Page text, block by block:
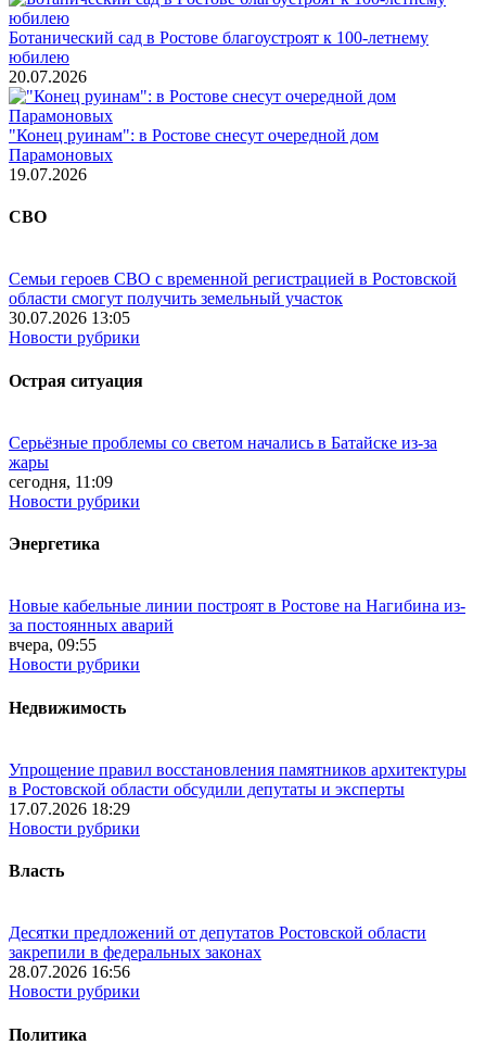
Ботанический сад в Ростове благоустроят к 100-летнему
юбилею
20.07.2026
"Конец руинам": в Ростове снесут очередной дом
Парамоновых
19.07.2026
СВО
Семьи героев СВО с временной регистрацией в Ростовской
области смогут получить земельный участок
30.07.2026 13:05
Новости рубрики
Острая ситуация
Серьёзные проблемы со светом начались в Батайске из-за
жары
сегодня, 11:09
Новости рубрики
Энергетика
Новые кабельные линии построят в Ростове на Нагибина из-
за постоянных аварий
вчера, 09:55
Новости рубрики
Недвижимость
Упрощение правил восстановления памятников архитектуры
в Ростовской области обсудили депутаты и эксперты
17.07.2026 18:29
Новости рубрики
Власть
Десятки предложений от депутатов Ростовской области
закрепили в федеральных законах
28.07.2026 16:56
Новости рубрики
Политика